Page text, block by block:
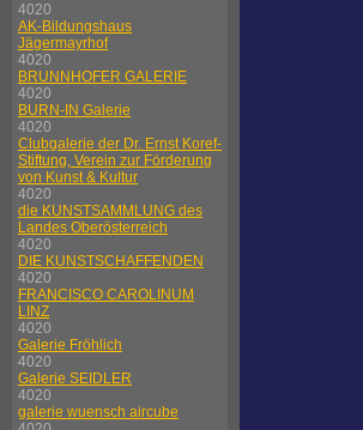
4020
AK-Bildungshaus
Jägermayrhof
4020
BRUNNHOFER GALERIE
4020
BURN-IN Galerie
4020
Clubgalerie der Dr. Ernst Koref-
Stiftung, Verein zur Förderung
von Kunst & Kultur
4020
die KUNSTSAMMLUNG des
Landes Oberösterreich
4020
DIE KUNSTSCHAFFENDEN
4020
FRANCISCO CAROLINUM
LINZ
4020
Galerie Fröhlich
4020
Galerie SEIDLER
4020
galerie wuensch aircube